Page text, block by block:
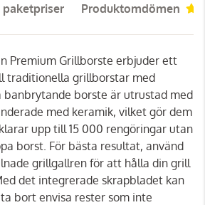
paketpriser Produktomdömen
Premium Grillborste erbjuder ett
traditionella grillborstar med
banbrytande borste är utrustad med
med keramik, vilket gör dem
upp till 15 000 rengöringar utan
borst. För bästa resultat, använd
grillgallren för att hålla din grill
det integrerade skrapbladet kan
bort envisa rester som inte